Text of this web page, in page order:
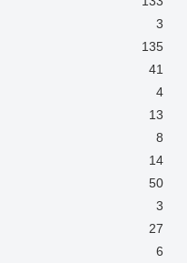
3
135
41
4
13
8
14
50
3
27
6